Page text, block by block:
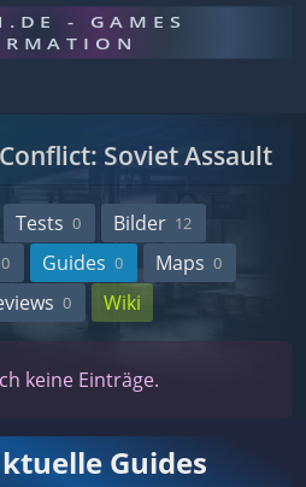
- GAMES
Soviet Assault
Tests 0 Bilder 12
0 Guides 0 Maps 0
0 Wiki
keine Einträge.
Guides